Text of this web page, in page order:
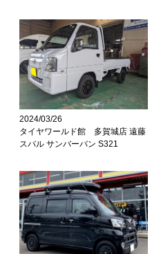
2024/03/26
タイヤワールド館 多賀城店 遠藤
スバル サンバーバン S321